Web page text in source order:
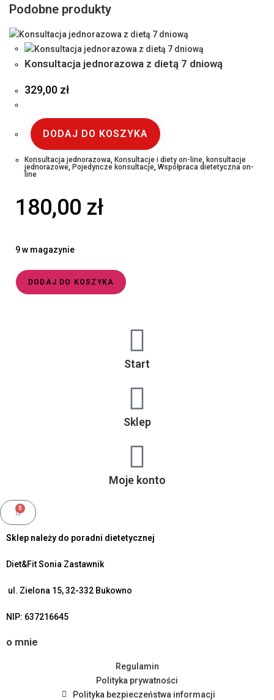
Podobne produkty
Konsultacja jednorazowa z dietą 7 dniową
329,00 zł
DODAJ DO KOSZYKA
Konsultacja jednorazowa Konsultacje i diety on-line konsultacje
jednorazowe Pojedyncze konsultacje Współpraca dietetyczna on-
line
180,00 zł
9 w magazynie
DODAJ DO KOSZYKA
Start
Sklep
Moje konto
0
Sklep należy do poradni dietetycznej
Diet&Fit Sonia Zastawnik
ul. Zielona 15, 32-332 Bukowno
NIP: 637216645
o mnie
Regulamin
Polityka prywatności
Polityka bezpieczeństwa informacji